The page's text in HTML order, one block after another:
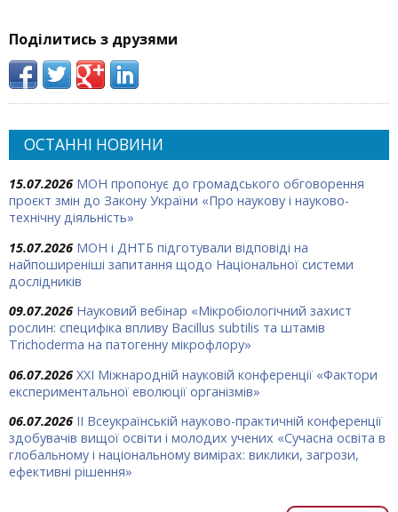
Поділитись з друзями
ОСТАННІ НОВИНИ
15.07.2026 МОН пропонує до громадського обговорення
проєкт змін до Закону України «Про наукову і науково-
технічну діяльність»
15.07.2026 МОН і ДНТБ підготували відповіді на
найпоширеніші запитання щодо Національної системи
дослідників
09.07.2026 Науковий вебінар «Мікробіологічний захист
рослин: специфіка впливу Bacillus subtilis та штамів
Trichoderma на патогенну мікрофлору»
06.07.2026 ХХІ Міжнародній науковій конференції «Фактори
експериментальної еволюції організмів»
06.07.2026 ІІ Всеукраїнській науково-практичній конференції
здобувачів вищої освіти і молодих учених «Сучасна освіта в
глобальному і національному вимірах: виклики, загрози,
ефективні рішення»